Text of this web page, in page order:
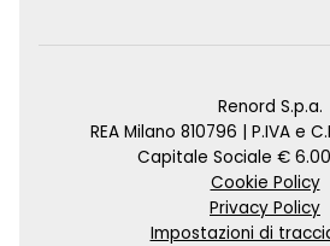
Renord S.p.a.
REA Milano 810796 | P.IVA e
Capitale Sociale €
Cookie Policy
Privacy Policy
Impostazioni di